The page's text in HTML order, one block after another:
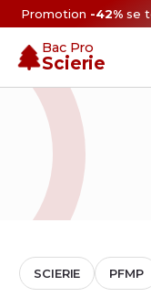
Promotion -42% se
Bac Pro
Scierie
SCIERIE PFMP